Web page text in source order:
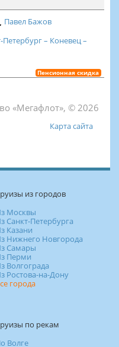
Павел Бажов
Петербург – Коневец –
Пенсионная скидка
«Мегафлот», © 2026
Карта сайта
из городов
Москвы
Санкт-Петербурга
Казани
Нижнего Новгорода
Самары
Перми
Волгограда
Ростова-на-Дону
города
по рекам
Волге